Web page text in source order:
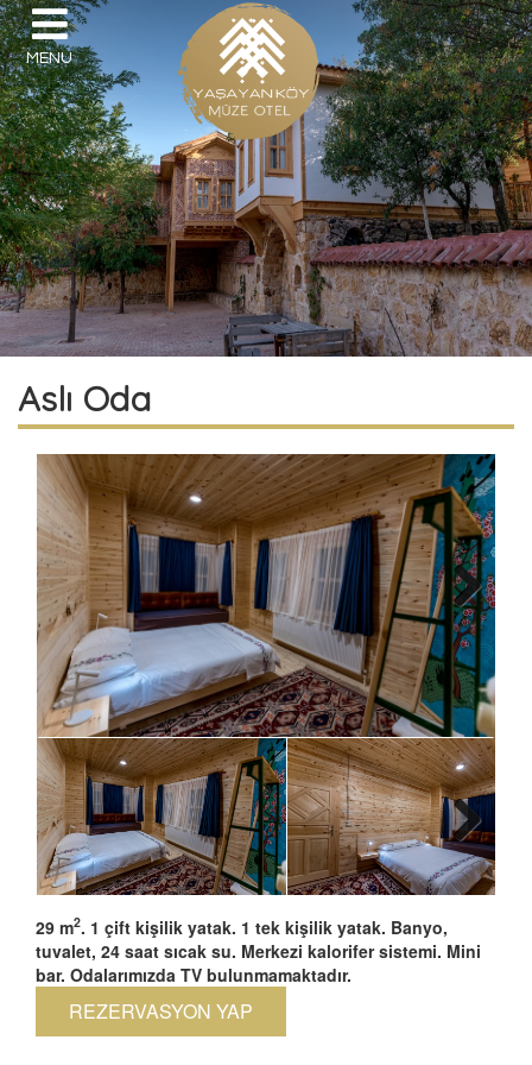
MENU
Aslı Oda
29 m2. 1 çift kişilik yatak. 1 tek kişilik yatak. Banyo,
tuvalet, 24 saat sıcak su. Merkezi kalorifer sistemi. Mini
bar. Odalarımızda TV bulunmamaktadır.
REZERVASYON YAP